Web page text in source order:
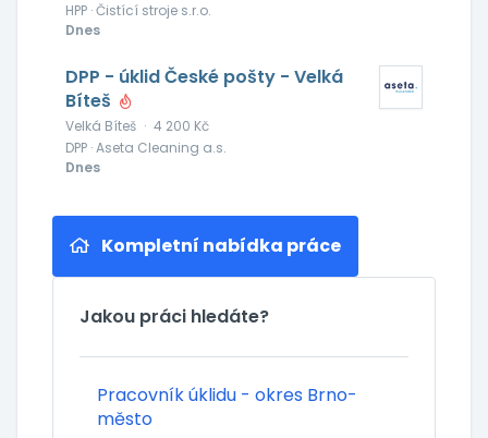
HPP · Čistící stroje s.r.o.
Dnes
DPP - úklid České pošty - Velká
Bíteš
Velká Bíteš · 4 200 Kč
DPP · Aseta Cleaning a.s.
Dnes
Kompletní nabídka práce
Jakou práci hledáte?
Pracovník úklidu - okres Brno-
město